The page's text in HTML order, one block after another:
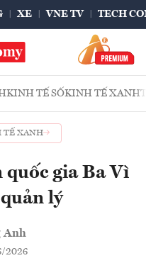
XE VNE TV TECH
KINH TẾ SỐKINH TẾ XANH
TẾ XANH
quốc gia Ba Vì
lý
Anh
2026